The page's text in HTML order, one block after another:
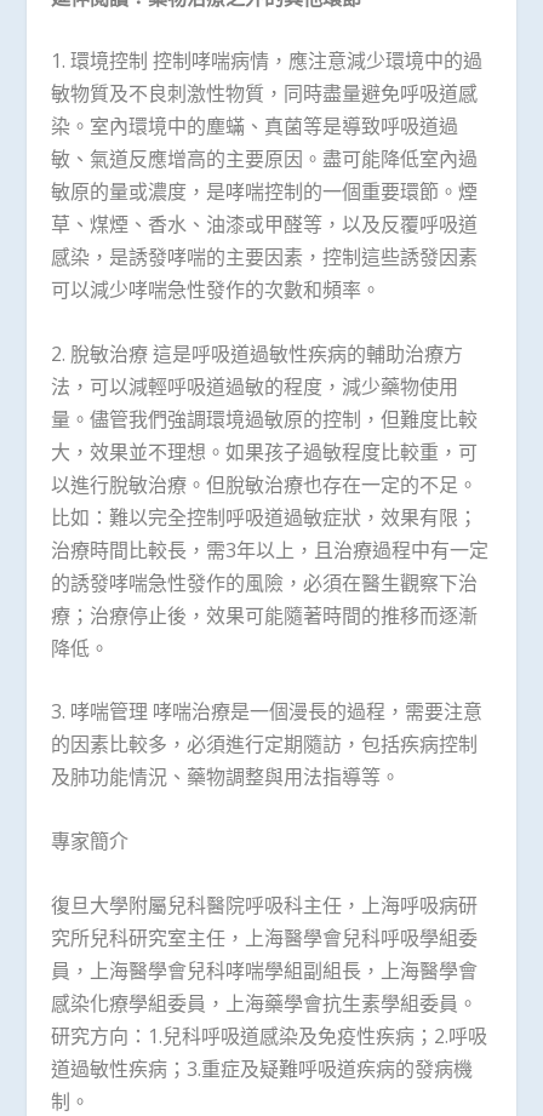
1. 環境控制 控制哮喘病情，應注意減少環境中的過
敏物質及不良刺激性物質，同時盡量避免呼吸道感
染。室內環境中的塵蟎、真菌等是導致呼吸道過
敏、氣道反應增高的主要原因。盡可能降低室內過
敏原的量或濃度，是哮喘控制的一個重要環節。煙
草、煤煙、香水、油漆或甲醛等，以及反覆呼吸道
感染，是誘發哮喘的主要因素，控制這些誘發因素
可以減少哮喘急性發作的次數和頻率。
2. 脫敏治療 這是呼吸道過敏性疾病的輔助治療方
法，可以減輕呼吸道過敏的程度，減少藥物使用
量。儘管我們強調環境過敏原的控制，但難度比較
大，效果並不理想。如果孩子過敏程度比較重，可
以進行脫敏治療。但脫敏治療也存在一定的不足。
比如：難以完全控制呼吸道過敏症狀，效果有限；
治療時間比較長，需3年以上，且治療過程中有一定
的誘發哮喘急性發作的風險，必須在醫生觀察下治
療；治療停止後，效果可能隨著時間的推移而逐漸
降低。
3. 哮喘管理 哮喘治療是一個漫長的過程，需要注意
的因素比較多，必須進行定期隨訪，包括疾病控制
及肺功能情況、藥物調整與用法指導等。
專家簡介
復旦大學附屬兒科醫院呼吸科主任，上海呼吸病研
究所兒科研究室主任，上海醫學會兒科呼吸學組委
員，上海醫學會兒科哮喘學組副組長，上海醫學會
感染化療學組委員，上海藥學會抗生素學組委員。
研究方向：1.兒科呼吸道感染及免疫性疾病；2.呼吸
道過敏性疾病；3.重症及疑難呼吸道疾病的發病機
制。